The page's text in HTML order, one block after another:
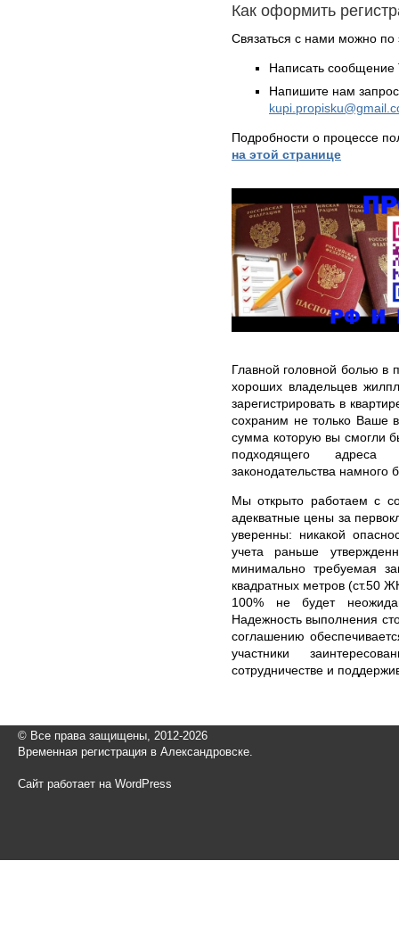
Как оформить
Связаться с нами можно по
Написать
Напишите нам
Подробности о процессе
на этой странице
Главной головной болью в
хороших владельцев
зарегистрировать в
сохраним не только Ваше
сумма которую вы смогли
подходящего
законодательства намного
Мы открыто работаем с
адекватные цены за
уверенны: никакой
учета раньше
минимально требуемая
квадратных метров (ст.50
100% не будет
Надежность выполнения
соглашению
участники
сотрудничестве и
© Все права защищены, 2012-2026
Временная регистрация в Александровске.
Сайт работает на WordPress